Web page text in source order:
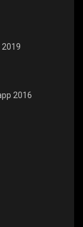
2019
2016